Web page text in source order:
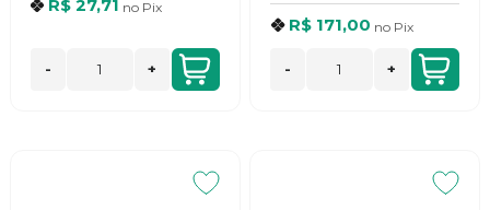
R$ 27,71 no Pix
- +
R$ 171,00 no Pix
- +